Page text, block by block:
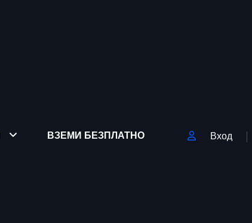
ВЗЕМИ БЕЗПЛАТНО Вход